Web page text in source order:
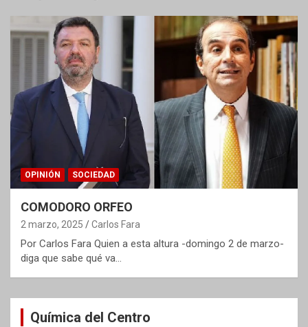
OPINIÓN SOCIEDAD
COMODORO ORFEO
2 marzo, 2025 Carlos Fara
Por Carlos Fara Quien a esta altura -domingo 2 de marzo-
diga que sabe qué va…
Química del Centro